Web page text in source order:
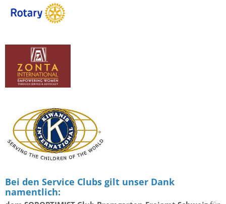
Bei den Service Clubs gilt unser Dank
namentlich: